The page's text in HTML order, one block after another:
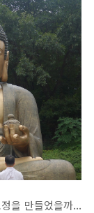
을 만들었을까...